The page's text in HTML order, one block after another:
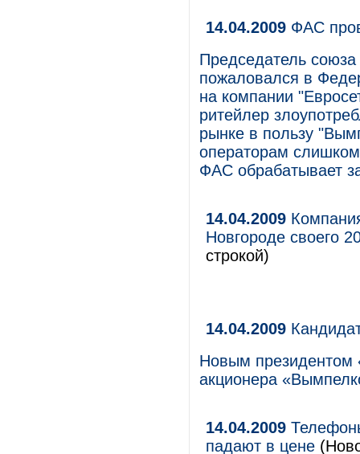
14.04.2009 ФАС
Председатель
пожаловался в
на компании
ритейлер
рынке в пользу
операторам
ФАС обрабатывает
14.04.2009
Новгороде своего
строкой)
14.04.2009
Новым президентом
акционера
14.04.2009
падают в цене